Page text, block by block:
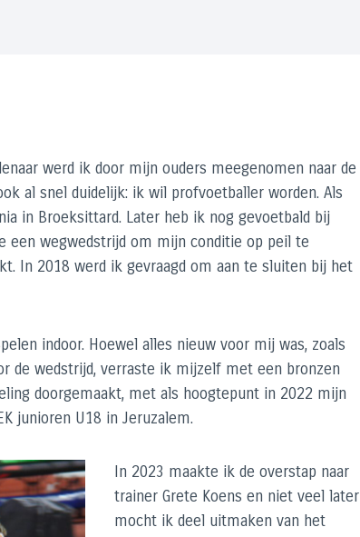
werd ik door mijn ouders meegenomen naar de
al snel duidelijk: ik wil profvoetballer worden. Als
in Broeksittard. Later heb ik nog gevoetbald bij
een wegwedstrijd om mijn conditie op peil te
In 2018 werd ik gevraagd om aan te sluiten bij het
indoor. Hoewel alles nieuw voor mij was, zoals
de wedstrijd, verraste ik mijzelf met een bronzen
doorgemaakt, met als hoogtepunt in 2022 mijn
junioren U18 in Jeruzalem.
In 2023 maakte ik de overstap naar
trainer Grete Koens en niet veel later
mocht ik deel uitmaken van het